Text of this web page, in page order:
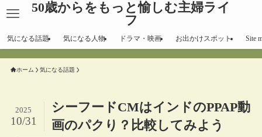
50歳からをもっと愉しむ主婦ライ
フ
気になる話題 気になる人物 ドラマ・映画 お出かけスポット Site
ホーム 気になる話題
シーフードCMはインドのPPAP動
画のパクり？比較してみよう
2025
10/31